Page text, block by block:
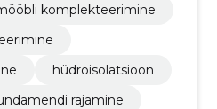
komplekteerimine
hüdroisolatsioon
rajamine